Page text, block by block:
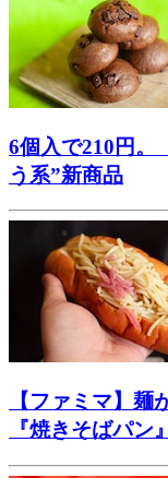
6個入で210円。
う系”新商品
【ファミマ】
『焼きそばパン